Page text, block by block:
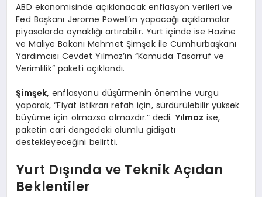
ABD ekonomisinde açıklanacak enflasyon verileri ve
Fed Başkanı Jerome Powell’ın yapacağı açıklamalar
piyasalarda oynaklığı artırabilir. Yurt içinde ise Hazine
ve Maliye Bakanı Mehmet Şimşek ile Cumhurbaşkanı
Yardımcısı Cevdet Yılmaz’ın “Kamuda Tasarruf ve
Verimlilik” paketi açıklandı.
Şimşek, enflasyonu düşürmenin önemine vurgu
yaparak, “Fiyat istikrarı refah için, sürdürülebilir yüksek
büyüme için olmazsa olmazdır.” dedi. Yılmaz ise,
paketin cari dengedeki olumlu gidişatı
destekleyeceğini belirtti.
Yurt Dışında ve Teknik Açıdan
Beklentiler